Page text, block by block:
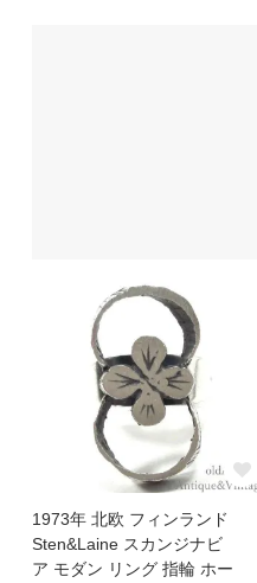
1973年 北欧 フィンランド
Sten&Laine スカンジナビ
ア モダン リング 指輪 ホー